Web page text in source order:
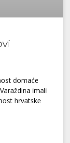
domaće
imali
hrvatske